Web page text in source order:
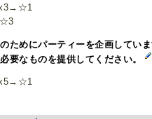
x3→☆1
ためにパーティーを企画してい
要なものを提供してください。